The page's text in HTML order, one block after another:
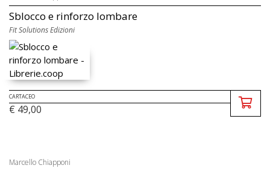
Sblocco e rinforzo lombare
Fit Solutions Edizioni
CARTACEO
€ 49,00
Marcello Chiapponi